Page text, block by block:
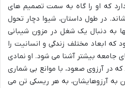
که او را گاه به سمت تصمیم های
در طول داستان، شیوا دچار تحول
به دنبال یک شغل در مزون شیبانی
ابعاد مختلف زندگی و انسانیت را
جامعه بیشتر آشنا می شود. او نمادی
در آرزوی صعود، با موانع بی شماری
به آرزوهایشان، به هر ریسکی تن می